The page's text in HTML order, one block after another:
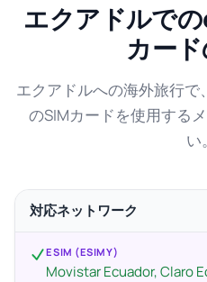
エクアドルで
カー
エクアドルへの海外旅行で
のSIMカードを使用する
い。
対応ネットワーク
ESIM (ESIMY)
Movistar Ecuador, Claro